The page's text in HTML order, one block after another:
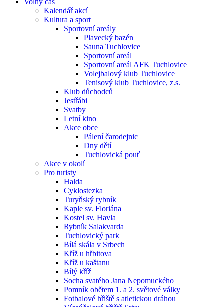
Volný čas
Kalendář akcí
Kultura a sport
Sportovní areály
Plavecký bazén
Sauna Tuchlovice
Sportovní areál
Sportovní areál AFK Tuchlovice
Volejbalový klub Tuchlovice
Tenisový klub Tuchlovice, z.s.
Klub důchodců
Jestřábi
Svatby
Letní kino
Akce obce
Pálení čarodejnic
Dny dětí
Tuchlovická pouť
Akce v okolí
Pro turisty
Halda
Cyklostezka
Turyňský rybník
Kaple sv. Floriána
Kostel sv. Havla
Rybník Salakvarda
Tuchlovický park
Bílá skála v Srbech
Kříž u hřbitova
Kříž u kaštanu
Bílý kříž
Socha svatého Jana Nepomuckého
Pomník obětem 1. a 2. světové války
Fotbalové hřiště s atletickou dráhou